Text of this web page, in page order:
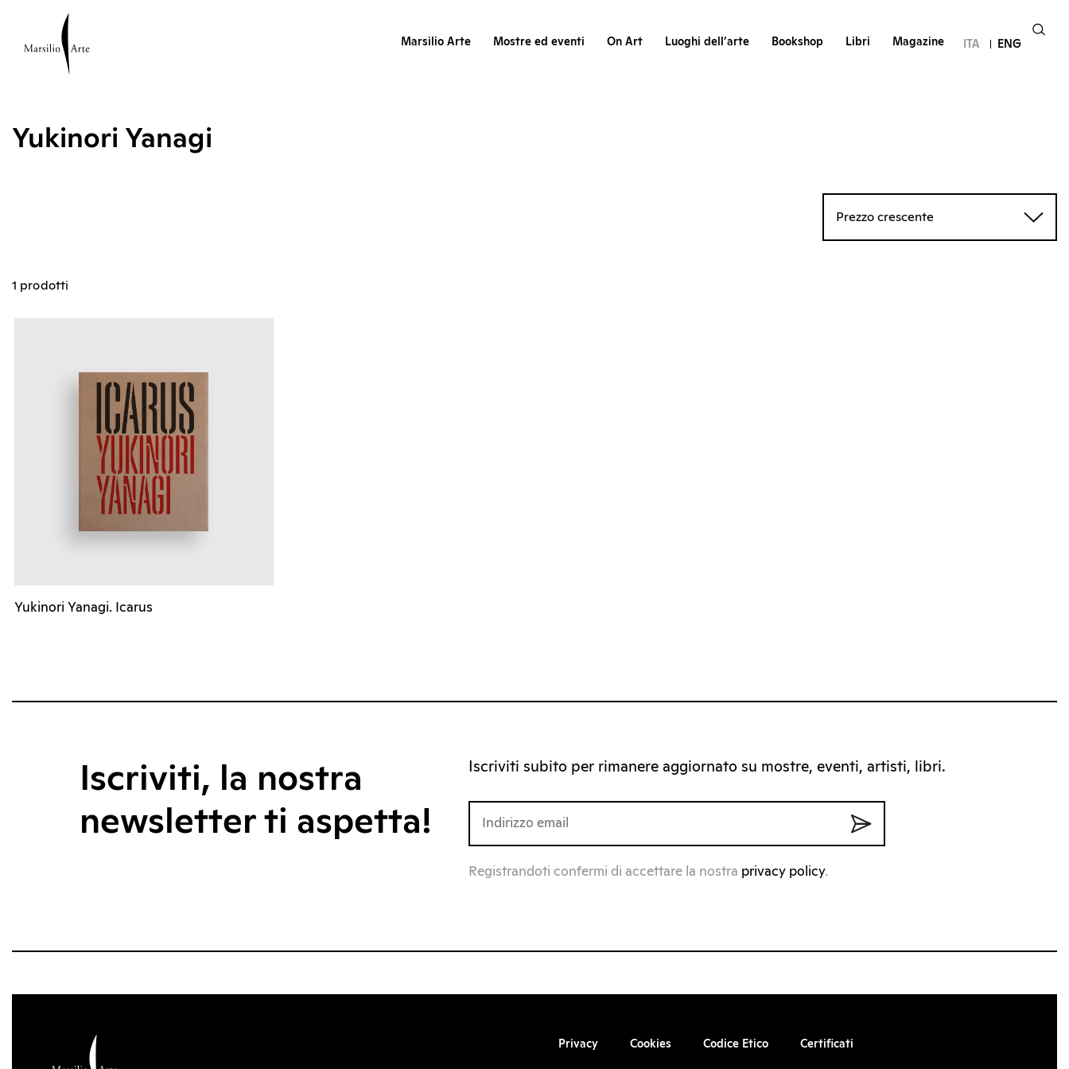
Marsilio Arte Mostre ed eventi On Art Luoghi dell’arte Bookshop Libri Magazine ITA ENG
Yukinori Yanagi
Prezzo crescente
1 prodotti
Yukinori Yanagi. Icarus
Iscriviti, la nostra
newsletter ti aspetta!
Iscriviti subito per rimanere aggiornato su mostre, eventi, artisti, libri.
Registrandoti confermi di accettare la nostra privacy policy.
Privacy Cookies Codice Etico Certificati